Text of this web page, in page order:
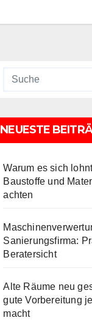
NEUESTE
Warum es sich
Baustoffe und
achten
Sanierungsfirma:
Beratersicht
Alte Räume neu
gute Vorbereitung
macht